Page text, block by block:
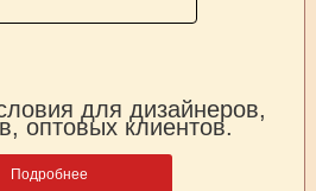
для дизайнеров,
оптовых клиентов.
Подробнее